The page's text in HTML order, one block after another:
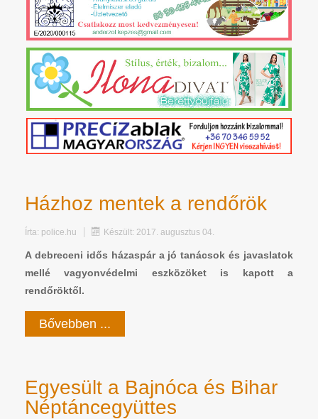
Házhoz mentek a rendőrök
Írta: police.hu Készült: 2017. augusztus 04.
A debreceni idős házaspár a jó tanácsok és javaslatok
mellé vagyonvédelmi eszközöket is kapott a
rendőröktől.
Bővebben ...
Egyesült a Bajnóca és Bihar
Néptáncegyüttes